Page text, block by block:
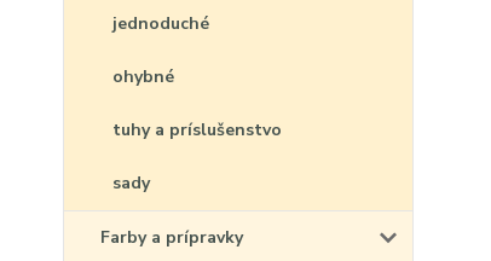
jednoduché
ohybné
tuhy a príslušenstvo
sady
Farby a prípravky